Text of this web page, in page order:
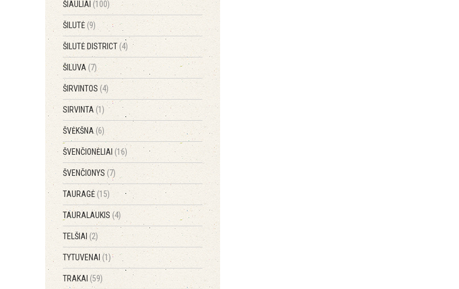
ŠIAULIAI (100)
ŠILUTĖ (9)
ŠILUTĖ DISTRICT (4)
ŠILUVA (7)
ŠIRVINTOS (4)
SIRVINTA (1)
ŠVĖKŠNA (6)
ŠVENČIONĖLIAI (16)
ŠVENČIONYS (7)
TAURAGĖ(15)
TAURALAUKIS (4)
TELŠIAI (2)
TYTUVENAI (1)
TRAKAI (59)